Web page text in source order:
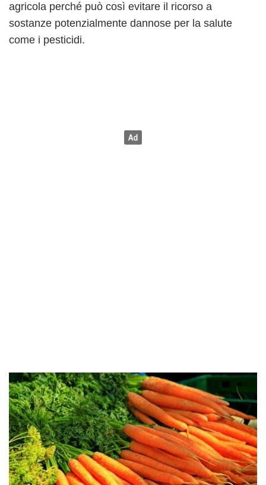
agricola perché può così evitare il ricorso a
sostanze potenzialmente dannose per la salute
come i pesticidi.